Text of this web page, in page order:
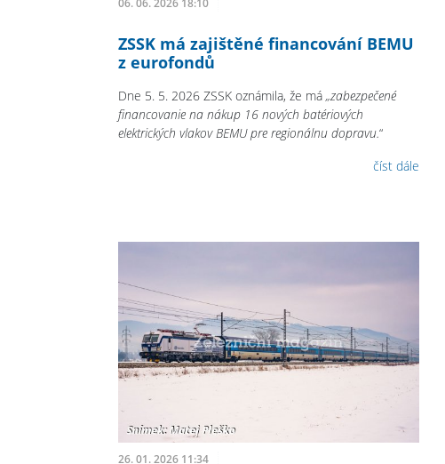
ZSSK má zajištěné financování BEMU
z eurofondů
Dne 5. 5. 2026 ZSSK oznámila, že má „zabezpečené
financovanie na nákup 16 nových batériových
elektrických vlakov BEMU pre regionálnu dopravu.“
číst dále
26. 01. 2026 11:34